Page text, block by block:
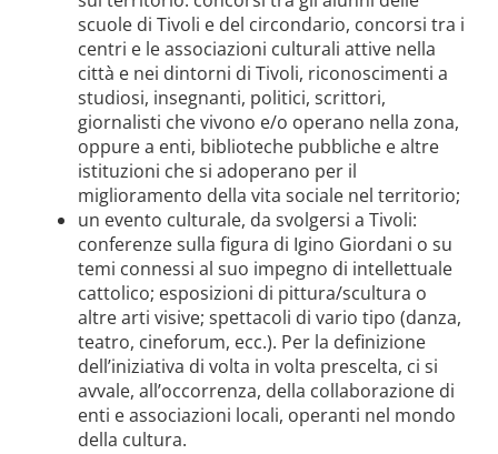
scuole di Tivoli e del circondario, concorsi tra i
centri e le associazioni culturali attive nella
città e nei dintorni di Tivoli, riconoscimenti a
studiosi, insegnanti, politici, scrittori,
giornalisti che vivono e/o operano nella zona,
oppure a enti, biblioteche pubbliche e altre
istituzioni che si adoperano per il
miglioramento della vita sociale nel territorio;
un evento culturale, da svolgersi a Tivoli:
conferenze sulla figura di Igino Giordani o su
temi connessi al suo impegno di intellettuale
cattolico; esposizioni di pittura/scultura o
altre arti visive; spettacoli di vario tipo (danza,
teatro, cineforum, ecc.). Per la definizione
dell’iniziativa di volta in volta prescelta, ci si
avvale, all’occorrenza, della collaborazione di
enti e associazioni locali, operanti nel mondo
della cultura.